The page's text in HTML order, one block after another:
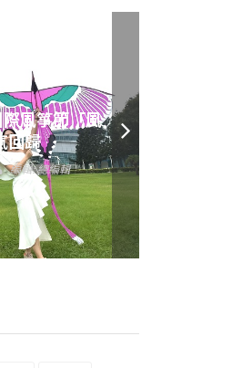
碼夜市消費
熱防疫
編輯:總編輯